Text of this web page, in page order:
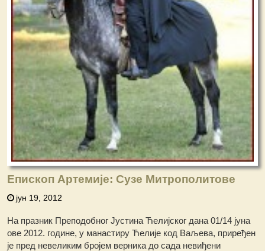
Епископ Артемије: Сузе Митрополитове
јун 19, 2012
На празник Преподобног Јустина Ћелијског дана 01/14 јуна
ове 2012. године, у манастиру Ћелије код Ваљева, приређен
је пред невеликим бројем верника до сада невиђени